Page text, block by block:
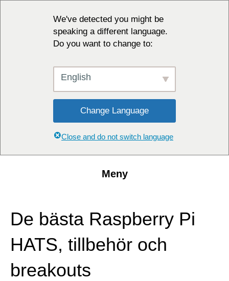
We've detected you might be
speaking a different language.
Do you want to change to:
English
Change Language
Close and do not switch language
Meny
De bästa Raspberry Pi
HATS, tillbehör och
breakouts